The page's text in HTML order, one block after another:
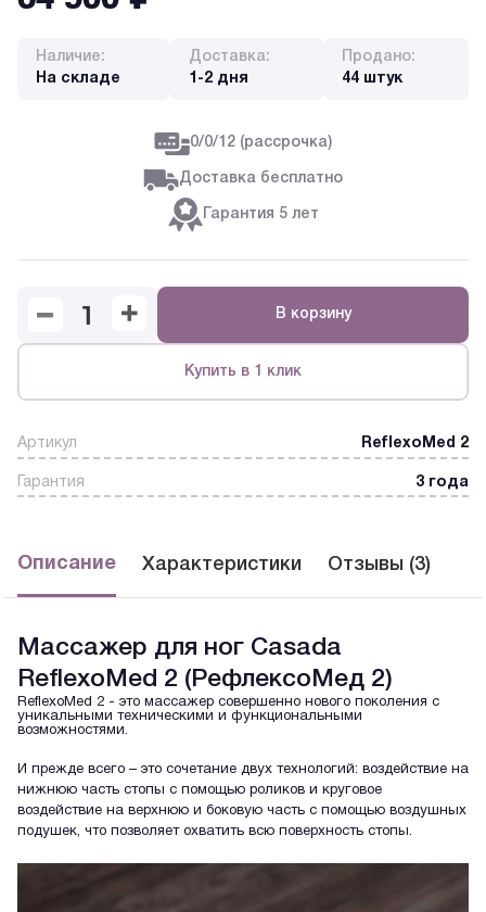
Наличие:
На складе
Доставка:
1-2 дня
Продано:
44 штук
0/0/12 (рассрочка)
Доставка бесплатно
Гарантия 5 лет
В корзину
Купить в 1 клик
Артикул ReflexoMed 2
Гарантия 3 года
Описание Характеристики Отзывы (3)
Массажер для ног Casada
ReflexoMed 2 (РефлексоМед 2)
ReflexoMed 2 - это массажер совершенно нового поколения с
уникальными техническими и функциональными
возможностями.
И прежде всего – это сочетание двух технологий: воздействие на
нижнюю часть стопы с помощью роликов и круговое
воздействие на верхнюю и боковую часть с помощью воздушных
подушек, что позволяет охватить всю поверхность стопы.